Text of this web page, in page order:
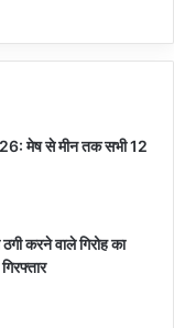
मेष से मीन तक सभी 12
करने वाले गिरोह का